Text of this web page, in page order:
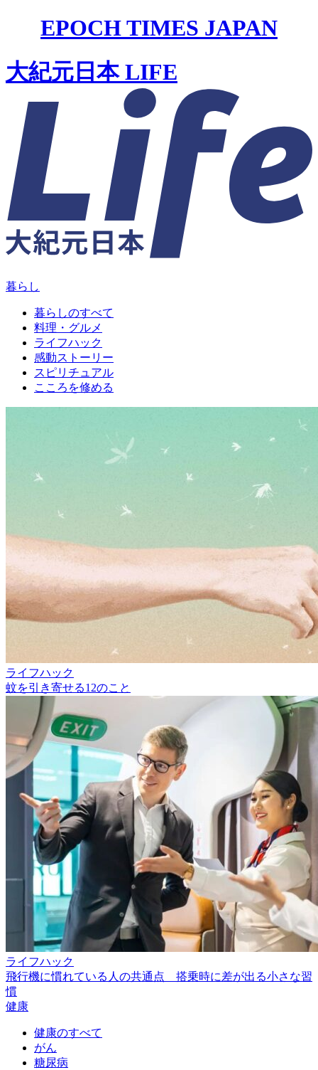
EPOCH TIMES JAPAN
大紀元日本 LIFE
暮らし
暮らしのすべて
料理・グルメ
ライフハック
感動ストーリー
スピリチュアル
こころを修める
ライフハック
蚊を引き寄せる12のこと
ライフハック
飛行機に慣れている人の共通点 搭乗時に差が出る小さな習
慣
健康
健康のすべて
がん
糖尿病